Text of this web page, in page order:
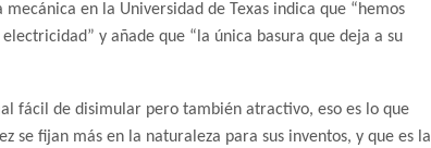
en la Universidad de Texas indica que “hemos
y añade que “la única basura que deja a su
fácil de disimular pero también atractivo, eso es lo que
se fijan más en la naturaleza para sus inventos, y que es la